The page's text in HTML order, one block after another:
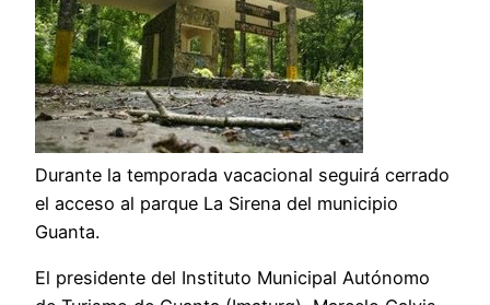
Durante la temporada vacacional seguirá cerrado
el acceso al parque La Sirena del municipio
Guanta.
El presidente del Instituto Municipal Autónomo